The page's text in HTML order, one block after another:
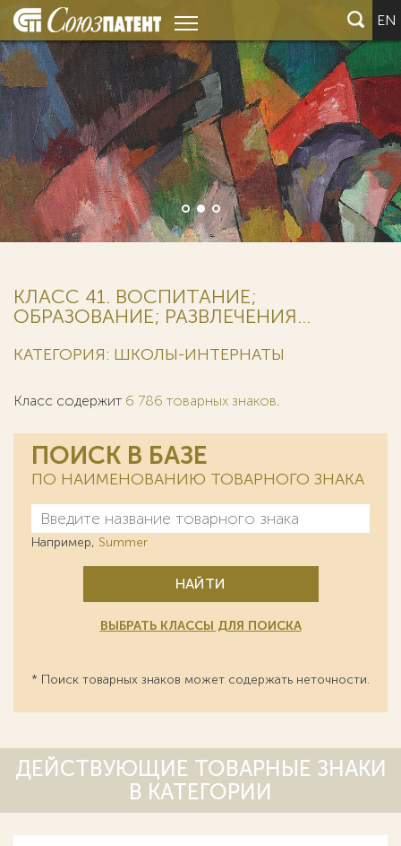
EN
КЛАСС 41. ВОСПИТАНИЕ;
ОБРАЗОВАНИЕ; РАЗВЛЕЧЕНИЯ...
КАТЕГОРИЯ: ШКОЛЫ-ИНТЕРНАТЫ
Класс содержит 6 786 товарных знаков.
ПОИСК В БАЗЕ
ПО НАИМЕНОВАНИЮ ТОВАРНОГО ЗНАКА
Например, Summer
НАЙТИ
ВЫБРАТЬ КЛАССЫ ДЛЯ ПОИСКА
* Поиск товарных знаков может содержать неточности.
ДЕЙСТВУЮЩИЕ ТОВАРНЫЕ ЗНАКИ
В КАТЕГОРИИ